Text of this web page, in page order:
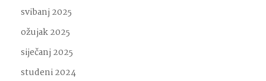
svibanj 2025
ožujak 2025
siječanj 2025
studeni 2024